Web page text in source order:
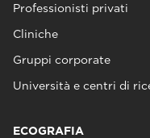
Professionisti privati
Cliniche
Gruppi corporate
Università e centri di
ECOGRAFIA